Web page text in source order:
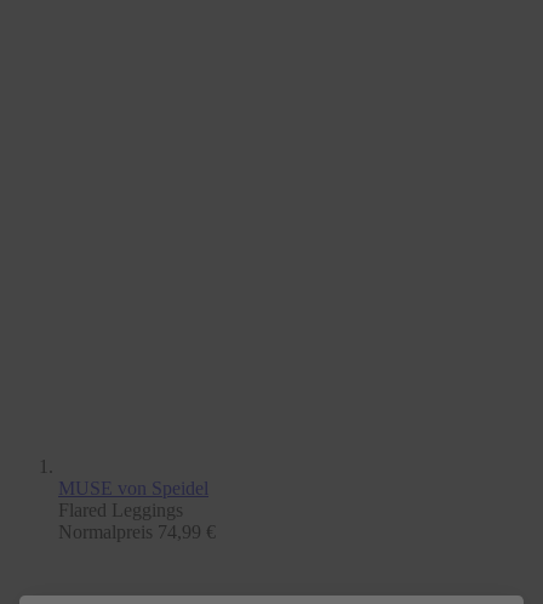
MUSE von Speidel
Flared Leggings
Normalpreis 74,99 €